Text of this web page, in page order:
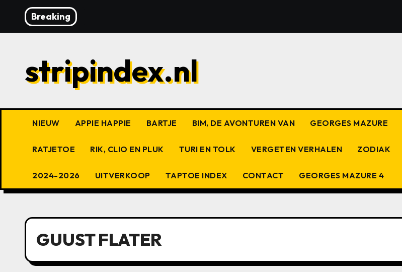
de
Breaking
stripindex.nl
NIEUW APPIE HAPPIE BARTJE BIM, DE AVONTUREN VAN GEORGES MAZURE
RATJETOE RIK, CLIO EN PLUK TURI EN TOLK VERGETEN VERHALEN ZODIAK
2024-2026 UITVERKOOP TAPTOE INDEX CONTACT GEORGES MAZURE 4
GUUST FLATER